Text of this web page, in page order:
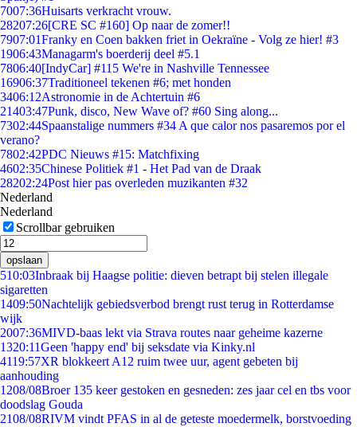
7007:36Huisarts verkracht vrouw.
28207:26[CRE SC #160] Op naar de zomer!!
7907:01Franky en Coen bakken friet in Oekraïne - Volg ze hier! #3
1906:43Managarm's boerderij deel #5.1
7806:40[IndyCar] #115 We're in Nashville Tennessee
16906:37Traditioneel tekenen #6; met honden
3406:12Astronomie in de Achtertuin #6
21403:47Punk, disco, New Wave of? #60 Sing along...
7302:44Spaanstalige nummers #34 A que calor nos pasaremos por el
verano?
7802:42PDC Nieuws #15: Matchfixing
4602:35Chinese Politiek #1 - Het Pad van de Draak
28202:24Post hier pas overleden muzikanten #32
Nederland
Nederland
Scrollbar gebruiken
opslaan
510:03Inbraak bij Haagse politie: dieven betrapt bij stelen illegale
sigaretten
1409:50Nachtelijk gebiedsverbod brengt rust terug in Rotterdamse
wijk
2007:36MIVD-baas lekt via Strava routes naar geheime kazerne
1320:11Geen 'happy end' bij seksdate via Kinky.nl
4119:57XR blokkeert A12 ruim twee uur, agent gebeten bij
aanhouding
1208/08Broer 135 keer gestoken en gesneden: zes jaar cel en tbs voor
doodslag Gouda
2108/08RIVM vindt PFAS in al de geteste moedermelk, borstvoeding